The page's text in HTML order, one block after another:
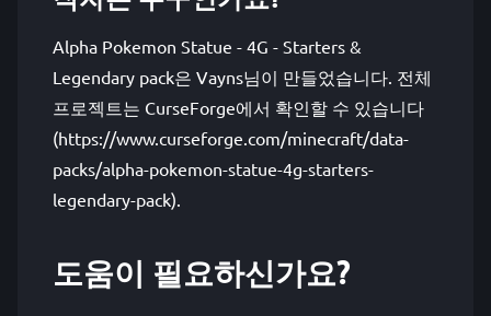
Alpha Pokemon Statue - 4G - Starters &
Legendary pack은 Vayns님이 만들었습니다. 전체
프로젝트는 CurseForge에서 확인할 수 있습니다
(https://www.curseforge.com/minecraft/data-
packs/alpha-pokemon-statue-4g-starters-
legendary-pack).
도움이 필요하신가요?